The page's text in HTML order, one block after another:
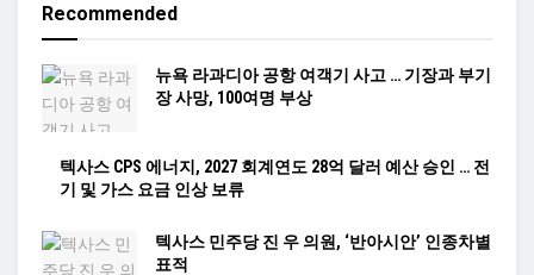
Recommended
뉴욕 라과디아 공항 여객기 사고 … 기장과 부기
장 사망, 100여명 부상
텍사스 CPS 에너지, 2027 회계연도 28억 달러 예산 승인 … 전
기 및 가스 요금 인상 보류
텍사스 민주당 진 우 의원, ‘반아시안’ 인종차별
표적